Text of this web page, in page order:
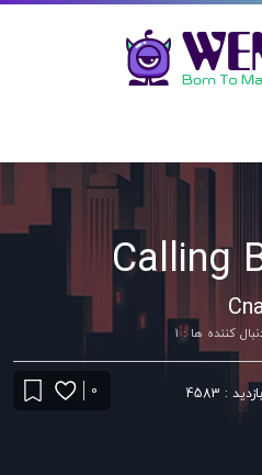
Calling
کننده ها : 1
: 4583
0